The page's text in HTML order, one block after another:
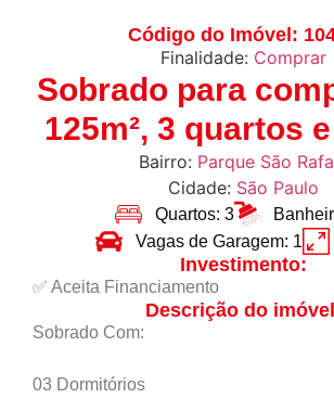
Código do Imóvel:
Finalidade: Comprar
Sobrado para
125m², 3 quartos
Bairro: Parque São
Cidade: São Paulo
Quartos: 3
Vagas de Garagem: 1
Investimento:
✅ Aceita Financiamento
Descrição do
Sobrado Com:
03 Dormitórios